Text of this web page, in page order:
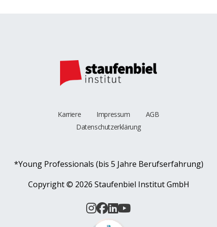
Karriere Impressum
AGB
Datenschutzerklärung
*Young Professionals (bis 5 Jahre Berufserfahrung)
Copyright © 2026 Staufenbiel Institut GmbH